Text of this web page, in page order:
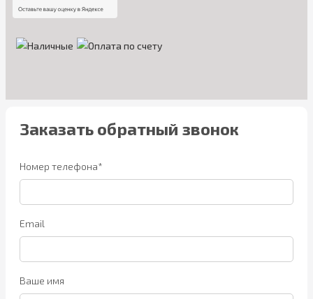
Заказать обратный звонок
Номер телефона*
Email
Ваше имя